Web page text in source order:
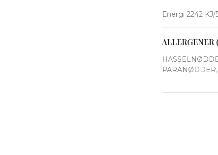
Energi 2242
ALLERGENER